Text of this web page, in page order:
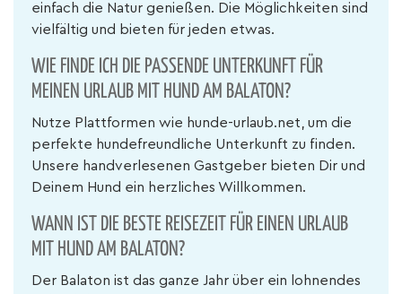
einfach die Natur genießen. Die Möglichkeiten sind
vielfältig und bieten für jeden etwas.
WIE FINDE ICH DIE PASSENDE UNTERKUNFT FÜR
MEINEN URLAUB MIT HUND AM BALATON?
Nutze Plattformen wie hunde-urlaub.net, um die
perfekte hundefreundliche Unterkunft zu finden.
Unsere handverlesenen Gastgeber bieten Dir und
Deinem Hund ein herzliches Willkommen.
WANN IST DIE BESTE REISEZEIT FÜR EINEN URLAUB
MIT HUND AM BALATON?
Der Balaton ist das ganze Jahr über ein lohnendes